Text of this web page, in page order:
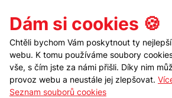
Kontakt
Dám si cookies 🍪
Chtěli bychom Vám poskytnout ty
webu. K tomu používáme soubory
vše, s čím jste za námi přišli. Díky nim
provoz webu a neustále jej zlepšovat.
Seznam souborů cookies